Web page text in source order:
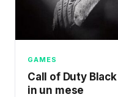
GAMES
Call of Duty
in un mese